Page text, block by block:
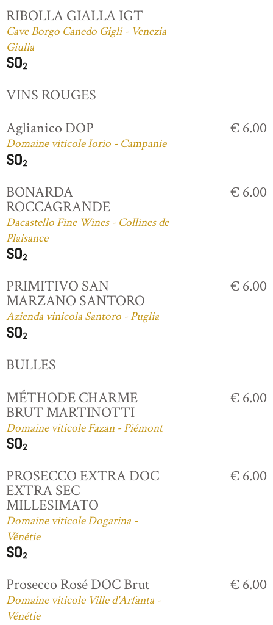
RIBOLLA GIALLA IGT
Cave Borgo Canedo Gigli - Venezia
Giulia
VINS ROUGES
Aglianico DOP
Domaine viticole Iorio - Campanie
€ 6.00
BONARDA
ROCCAGRANDE
Dacastello Fine Wines - Collines de
Plaisance
€ 6.00
PRIMITIVO SAN
MARZANO SANTORO
Azienda vinicola Santoro - Puglia
€ 6.00
BULLES
MÉTHODE CHARME
BRUT MARTINOTTI
Domaine viticole Fazan - Piémont
€ 6.00
PROSECCO EXTRA DOC
EXTRA SEC
MILLESIMATO
Domaine viticole Dogarina -
Vénétie
€ 6.00
Prosecco Rosé DOC Brut
Domaine viticole Ville d'Arfanta -
Vénétie
€ 6.00